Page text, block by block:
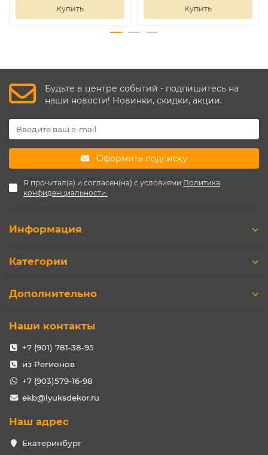
Купить Купить
Будьте в центре событий - подпишитесь на
наши новости! Новинки, скидки, акции.
Оформить подписку
Я прочитал(а) и согласен(на) с условиями Политика
конфиденциальности.
Информация
Категории
Дополнительно
Наши контакты
+7 (901) 781-38-95
из Регионов
+7 (903)579-16-98
ekb@lyuksdekor.ru
Наш адрес
Екатеринбург